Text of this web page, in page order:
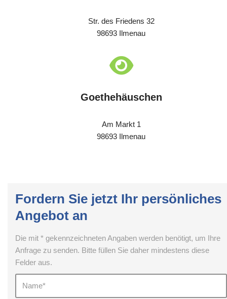
Str. des Friedens 32
98693 Ilmenau
Goethehäuschen
Am Markt 1
98693 Ilmenau
Fordern Sie jetzt Ihr persönliches
Angebot an
Die mit * gekennzeichneten Angaben werden benötigt, um Ihre
Anfrage zu senden. Bitte füllen Sie daher mindestens diese
Felder aus.